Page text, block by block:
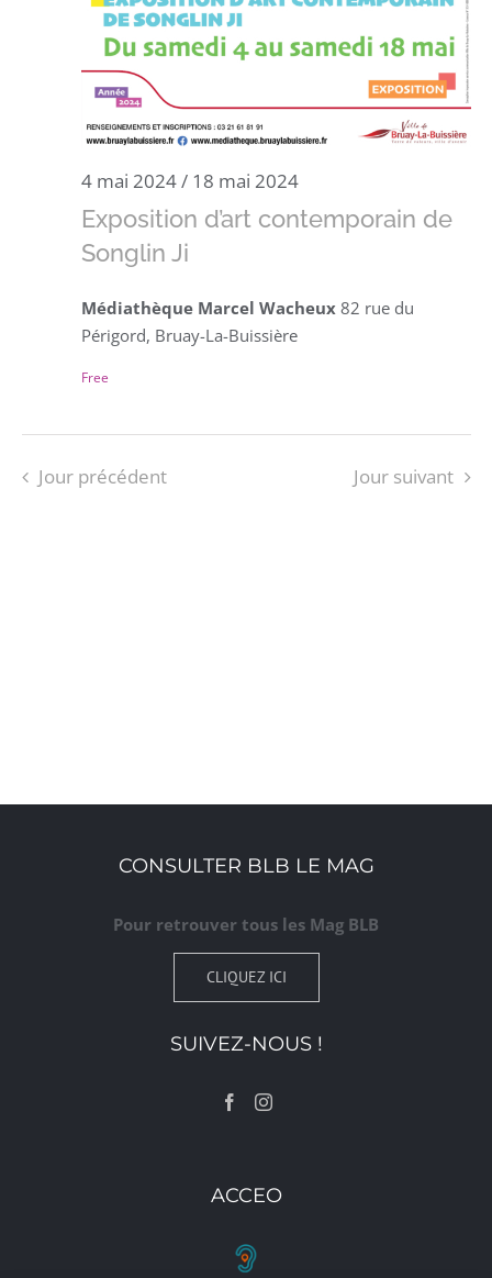
4 mai 2024/ 18 mai 2024
Exposition d’art contemporain de
Songlin Ji
Médiathèque Marcel Wacheux 82 rue du
Périgord, Bruay-La-Buissière
Free
Jour précédent Jour suivant
CONSULTER BLB LE MAG
Pour retrouver tous les Mag BLB
CLIQUEZ ICI
SUIVEZ-NOUS !
ACCEO